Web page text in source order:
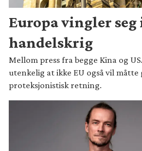
Europa vingler
handelskrig
Mellom press fra begge Kina og
utenkelig at ikke EU også vil måtte
proteksjonistisk retning.